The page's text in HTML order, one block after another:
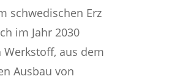
schwedischen Erz
im Jahr 2030
aus dem
Ausbau von